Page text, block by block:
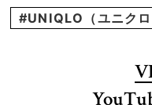
#UNIQLO（ユニクロ